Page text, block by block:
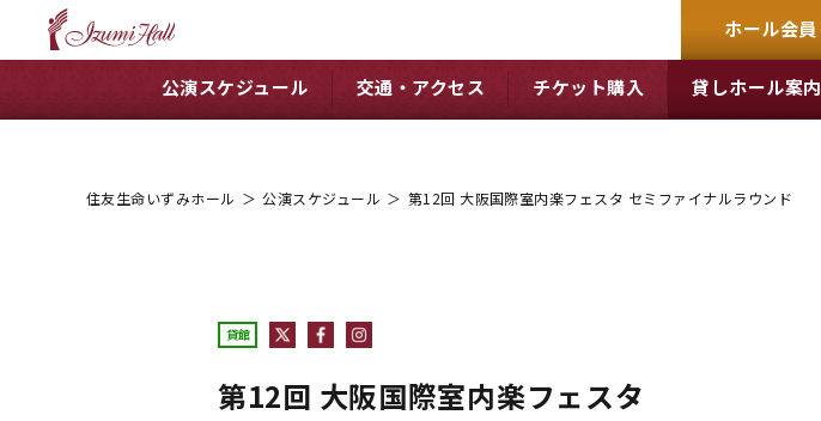
ホール会員
公演スケジュール 交通・アクセス チケット購入 貸しホール案内
住友生命いずみホール ＞ 公演スケジュール ＞ 第12回 大阪国際室内楽フェスタ セミファイナルラウンド
貸館
第12回 大阪国際室内楽フェスタ